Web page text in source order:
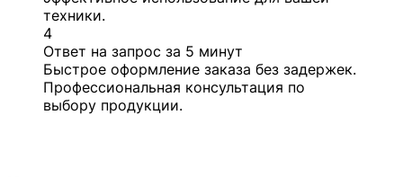
техники.
4
Ответ на запрос за 5 минут
Быстрое оформление заказа без задержек.
Профессиональная консультация по
выбору продукции.